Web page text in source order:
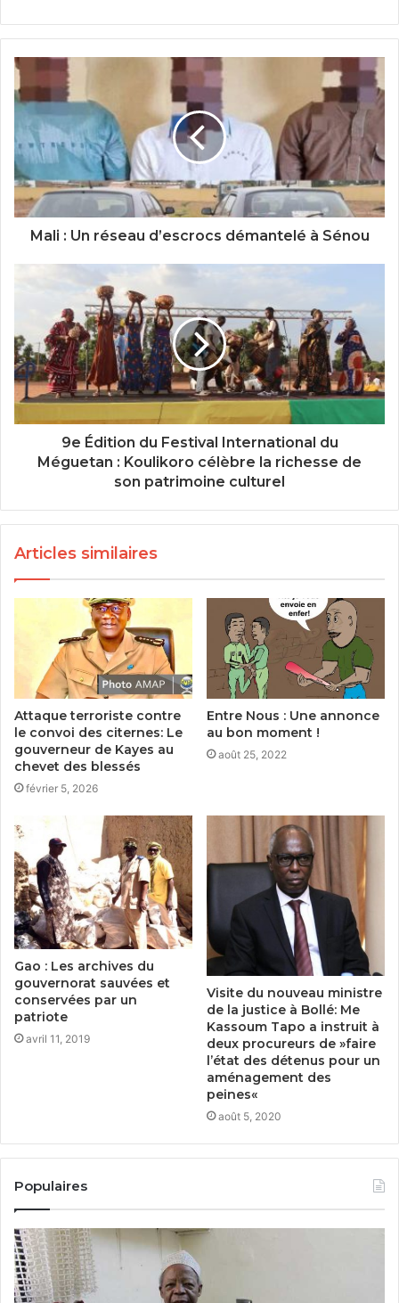
Mali : Un réseau d’escrocs démantelé à Sénou
9e Édition du Festival International du
Méguetan : Koulikoro célèbre la richesse de
son patrimoine culturel
Articles similaires
Attaque terroriste contre
le convoi des citernes: Le
gouverneur de Kayes au
chevet des blessés
février 5, 2026
Entre Nous : Une annonce
au bon moment !
août 25, 2022
Gao : Les archives du
gouvernorat sauvées et
conservées par un
patriote
avril 11, 2019
Visite du nouveau ministre
de la justice à Bollé: Me
Kassoum Tapo a instruit à
deux procureurs de »faire
l’état des détenus pour un
aménagement des
peines«
août 5, 2020
Populaires